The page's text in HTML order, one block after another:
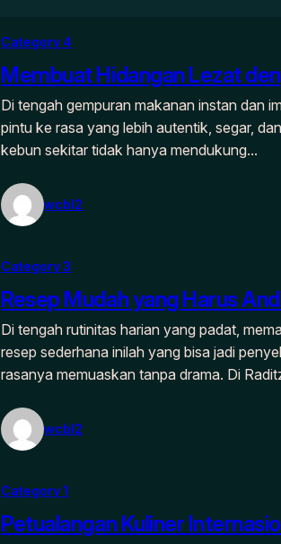
Category 4
Membuat Hidangan Lezat
Di tengah gempuran makanan instan dan
pintu ke rasa yang lebih autentik, segar,
kebun sekitar tidak hanya mendukung…
wcbl2
Category 3
Resep Mudah yang Harus
Di tengah rutinitas harian yang padat,
resep sederhana inilah yang bisa jadi
rasanya memuaskan tanpa drama. Di
wcbl2
Category 1
Petualangan Kuliner